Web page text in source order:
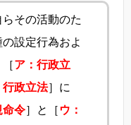
その活動のた
設定行為およ
ア：行政立
行政立法］に
命令］と［ ウ：